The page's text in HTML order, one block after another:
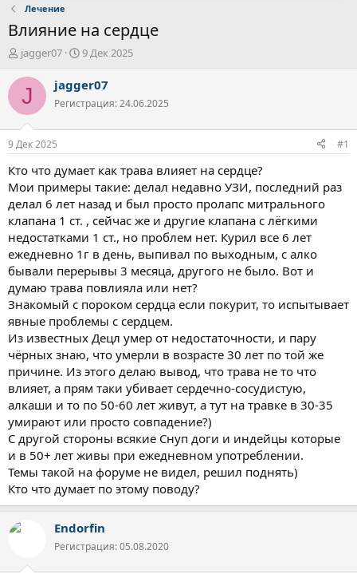
Лечение
Влияние на сердце
А
т
т
е
м
ы
jagger07
Д
т
н
а
л
9 Дек 2025
J jagger07
Регистрация: 24.06.2025
9 Дек 2025 #1
Кто что думает как трава влияет на сердце?
Мои примеры такие: делал недавно УЗИ, последний раз
делал 6 лет назад и был просто пролапс митрального
клапана 1 ст. , сейчас же и другие клапана с лёгкими
недостатками 1 ст., но проблем нет. Курил все 6 лет
ежедневно 1г в день, выпивал по выходным, с алко
бывали перерывы 3 месяца, другого не было. Вот и
думаю трава повлияла или нет?
Знакомый с пороком сердца если покурит, то испытывает
явные проблемы с сердцем.
Из известных Децл умер от недостаточности, и пару
чёрных знаю, что умерли в возрасте 30 лет по той же
причине. Из этого делаю вывод, что трава не то что
влияет, а прям таки убивает сердечно-сосудистую,
алкаши и то по 50-60 лет живут, а тут на травке в 30-35
умирают или просто совпадение?)
С другой стороны всякие Снуп доги и индейцы которые
и в 50+ лет живы при ежедневном употреблении.
Темы такой на форуме не видел, решил поднять)
Кто что думает по этому поводу?
Endorfin
Регистрация: 05.08.2020